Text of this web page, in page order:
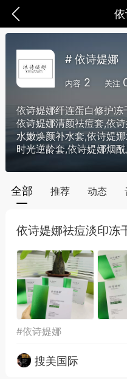
爆汗熊 芯诗
卡卡动能素 卡卡
斑术
DR.YY面膜
# 依诗媞娜
内容 2 关注
依诗媞娜纤连蛋白修护
依诗媞娜清颜祛痘套,依
水嫩焕颜补水套,依诗媞
时光逆龄套,依诗媞娜烟
全部 推荐 动态
依诗媞娜祛痘淡印冻
#依诗媞娜
搜美国际